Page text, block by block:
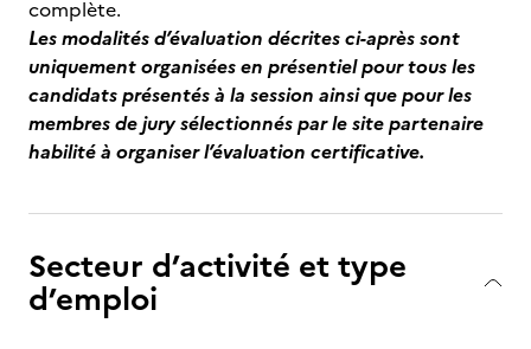
complète.
Les modalités d’évaluation décrites ci-après sont
uniquement organisées en présentiel pour tous les
candidats présentés à la session ainsi que pour les
membres de jury sélectionnés par le site partenaire
habilité à organiser l’évaluation certificative.
Secteur d’activité et type
d’emploi